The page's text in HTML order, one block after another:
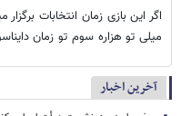
اگر این بازی زمان انتخابات
میلی تو هزاره سوم تو زمان
آخرین اخبار